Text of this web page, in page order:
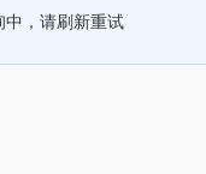
中，请刷新重试